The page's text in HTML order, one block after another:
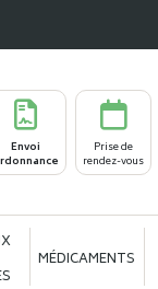
Envoi
Prise de
rendez-vous
MÉDICAMENTS